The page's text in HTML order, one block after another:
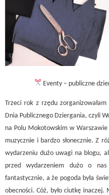
Eventy – publiczne
Trzeci rok z rzędu
Dnia Publicznego Dziergania, czyli
na Polu Mokotowskim w
muzycznie i bardzo słonecznie. Z
wydarzeniu dużo uwagi na blogu,
przed wydarzeniem dużo o nas
fantastycznie, a że pogoda była
obecności. Cóż, było ciutkę inaczej.